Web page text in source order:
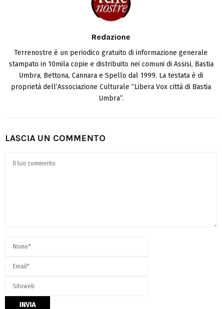
Redazione
Terrenostre è un periodico gratuito di informazione generale
stampato in 10mila copie e distribuito nei comuni di Assisi, Bastia
Umbra, Bettona, Cannara e Spello dal 1999. La testata è di
proprietà dell’Associazione Culturale “Libera Vox città di Bastia
Umbra”.
LASCIA UN COMMENTO